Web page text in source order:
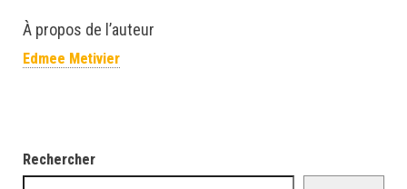
À propos de l’auteur
Edmee Metivier
Rechercher